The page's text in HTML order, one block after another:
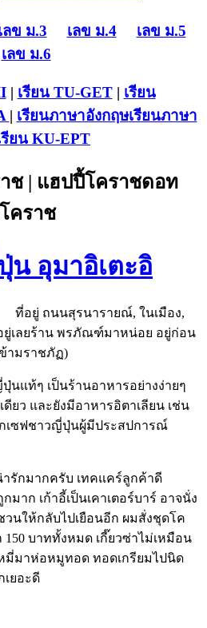
ลข ม.3 เลข ม.4
เลข ม.5
เลข ม.6
| เรียน TU-GET| เรียน
| เรียนภาษาอังกฤษเรียนภาษา
รียน KU-EPT
ช | แฮปปี้โคราชดอท
คราช
อุมาอิเตะอิ
ที่อยู่ ถนนสุรนารายณ์, ในเมือง,
ยู่เลยร้าน พรภัณฑ์มาหน่อย อยู่ก่อน
ามราชภัฏ)
แท้ๆ เป็นร้านอาหารอย่างง่ายๆ
ดียว และยังมีอาหารอิตาเลียน เช่น
กเซฟชาวญี่ปุ่นผู้มีประสปการณ์
กมากครับ เทคแคร์ลูกค้าดี
มาก เก้าอี้เป็นเคาเตอร์บาร์ อาจนั่ง
นให้กลับไปเยือนอีก ผมสั่งชุดโค
150 บาททั้งหมด เกี๊ยวซ่าไม่เหมือน
มี่มาห่อหมูทอด ทอดเกรียมไปนิด
ยอะดี